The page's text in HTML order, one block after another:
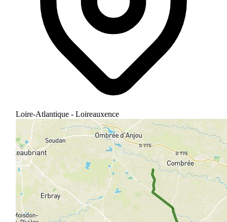
Loire-Atlantique - Loireauxence